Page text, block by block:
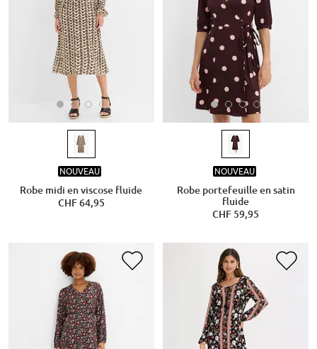
NOUVEAU
Robe midi en viscose fluide
CHF 64,95
NOUVEAU
Robe portefeuille en satin
fluide
CHF 59,95